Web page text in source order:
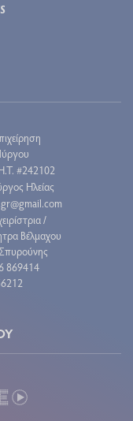
#242102
Ηλείας
/
Βέλμαχου
869414